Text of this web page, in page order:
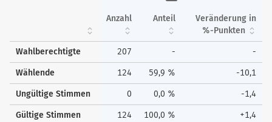
Anzahl Anteil
Veränderung in
%-Punkten
Wahlberechtigte 207 - -
Wählende 124 59,9 % -10,1
Ungültige Stimmen 0 0,0 % -1,4
Gültige Stimmen 124 100,0 % +1,4